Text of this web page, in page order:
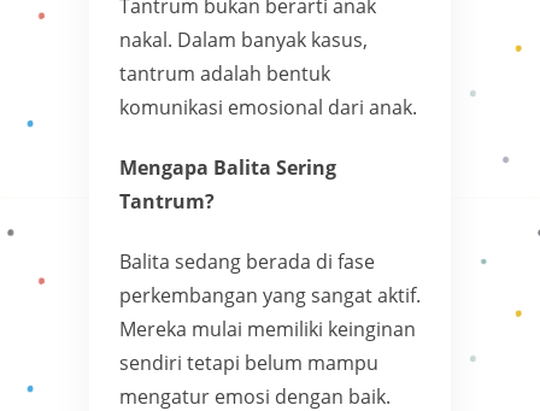
Tantrum bukan berarti anak
nakal. Dalam banyak kasus,
tantrum adalah bentuk
komunikasi emosional dari anak.
Mengapa Balita Sering
Tantrum?
Balita sedang berada di fase
perkembangan yang sangat aktif.
Mereka mulai memiliki keinginan
sendiri tetapi belum mampu
mengatur emosi dengan baik.